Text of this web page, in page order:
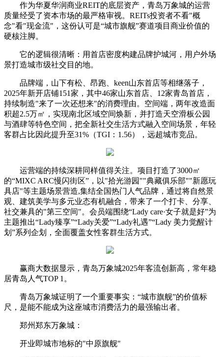
作为华夏华润商业REIT的底层资产，青岛万象城的运营
质量经受了资本市场的最严格审视。REITs投资者不看"概
念"看"现金流"，这份认可是“城市旗舰”赛道项目商业价值的
硬核注脚。
它的逻辑很清晰：用首店密度构建品牌护城河，用户外场
景打造城市级社交目的地。
品牌端，山下有松、昂跑、keen山东首店等相继落子，
2025年新开店铺151家，其中46家山东首店、12家青岛首店，
持续制造"来了一次还想来"的消费理由。空间端，两年改造面
积超2.5万㎡，实现南北区域空间焕新，并打造天空滑板公园
与酒肆等特色空间，把全新社交生活方式融入空间场景，年轻
客群占比因此提升至31%（TGI：1.56），远超城市竞品。
运营端的持续深耕同样值得关注。项目打造了3000㎡
的“MIXC ARC慢闪街区”，以"拾光游园""典藏俱乐部""新愿玩
具店"等主题场景营造,集结全国热门人气品牌，通过将自然景
观、建筑美学与多元业态有机融合，带来了一个打卡、分享、
社交兼具的"第三空间"。会员端围绕“Lady care·女子就是好”为
主题推出“Lady臻享”“Lady关爱”“Lady礼遇”“Lady 美力觉醒计
划”系列企划，全面覆盖女性客群生活方式。
赢商大数据显示，青岛万象城2025年客流创新高，常年稳
居青岛人气TOP 1。
青岛万象城证明了一个重要事实：“城市旗舰”的价值标
尺，是能不能成为这座城市消费活力的最强输出者。
郑州郑东万象城：
开业即城市地标的"中原旗舰"